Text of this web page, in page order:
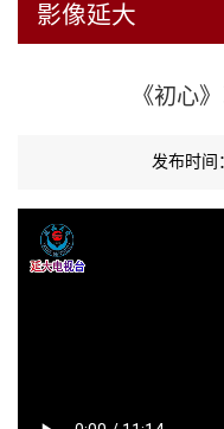
影像延大
《初心
发布时间